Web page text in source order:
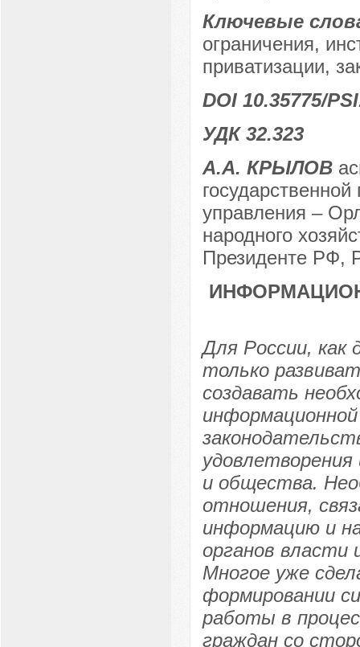
Ключевые
ограничения,
приватизации,
DOI 10.35775/
УДК 32.323
А.А. КРЫЛОВ
управления –
народного
Президенте РФ,
Для России, как
только
создавать
и общества.
отношения,
информацию и
органов власти
Многое уже
формировании
работы в
граждан со